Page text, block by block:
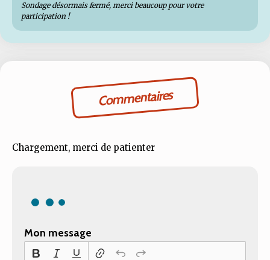
Sondage désormais fermé, merci beaucoup pour votre
participation !
Commentaires
Chargement, merci de patienter
Mon message